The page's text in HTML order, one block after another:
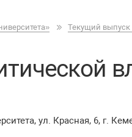
Текущий выпуск
ул. Красная, 6, г.